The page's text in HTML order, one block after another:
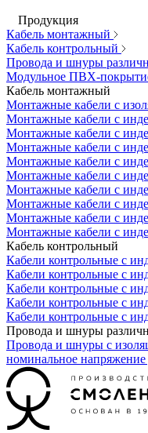
Продукция
Кабель монтажный
Кабель контрольный
Провода и шнуры
Модульное ПВХ-
Кабель монтажный
Монтажные кабели с
Монтажные кабели с
Монтажные кабели с
Монтажные кабели с
Монтажные кабели с
Монтажные кабели с
Монтажные кабели с
Монтажные кабели с
Монтажные кабели с
Монтажные кабели с
Кабель контрольный
Кабели контрольные с
Кабели контрольные с
Кабели контрольные с
Кабели контрольные с
Кабели контрольные с
Провода и шнуры
Провода и шнуры с
номинальное